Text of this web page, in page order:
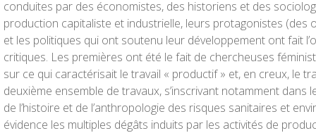
conduites par des économistes, des historiens et des
production capitaliste et industrielle, leurs protagonistes (des
et les politiques qui ont soutenu leur développement ont fait
critiques. Les premières ont été le fait de chercheuses
sur ce qui caractérisait le travail « productif » et, en creux, le
deuxième ensemble de travaux, s’inscrivant notamment dans
de l’histoire et de l’anthropologie des risques sanitaires et
évidence les multiples dégâts induits par les activités de